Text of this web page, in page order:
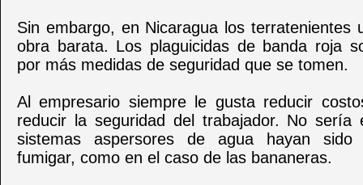
Sin embargo, en Nicaragua los terratenientes
obra barata. Los plaguicidas de banda roja
por más medidas de seguridad que se tomen.
Al empresario siempre le gusta reducir
reducir la seguridad del trabajador. No sería
sistemas aspersores de agua hayan sido
fumigar, como en el caso de las bananeras.